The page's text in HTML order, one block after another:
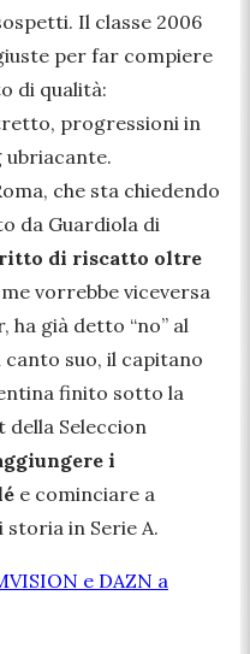
Il classe 2006
per far compiere
di qualità:
progressioni in
ubriacante.
che sta chiedendo
da Guardiola di
di riscatto oltre
vorrebbe viceversa
ha già detto “no” al
suo, il capitano
finito sotto la
della Seleccion
i
e cominciare a
storia in Serie A.
e DAZN a